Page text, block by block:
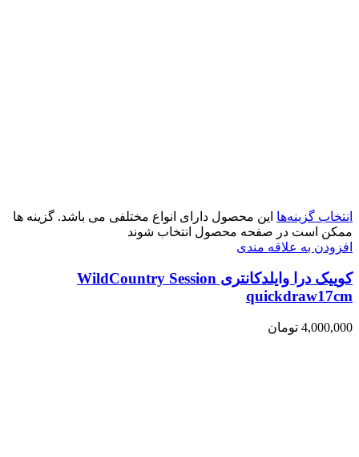
انتخاب گزینه‌ها این محصول دارای انواع مختلفی می باشد. گزینه ها
ممکن است در صفحه محصول انتخاب شوند
افزودن به علاقه مندی
کوییک درا وایلدکانتری WildCountry Session
quickdraw17cm
4,000,000 تومان